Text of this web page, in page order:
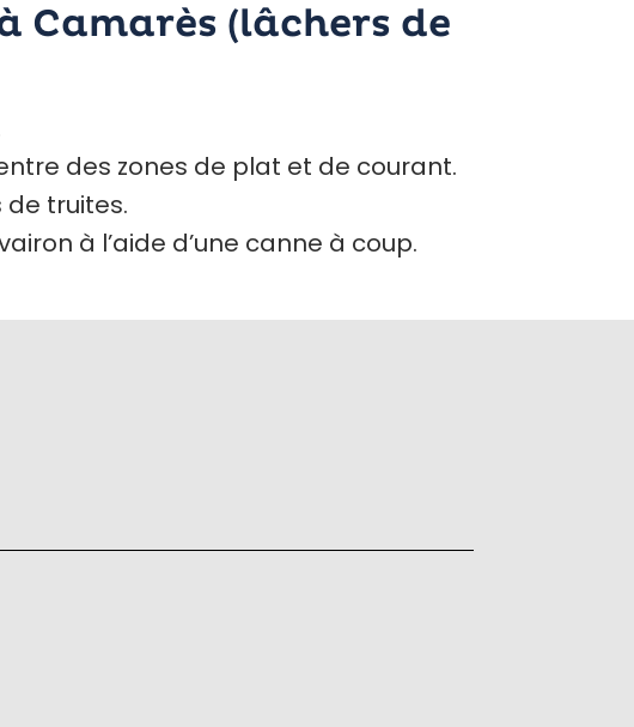
Camarès (lâchers de
des zones de plat et de courant.
truites.
à l’aide d’une canne à coup.